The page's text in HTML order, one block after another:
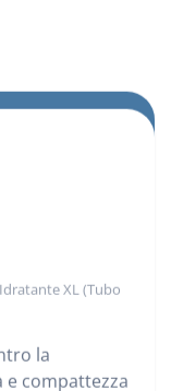
XL (Tubo
la
e compattezza